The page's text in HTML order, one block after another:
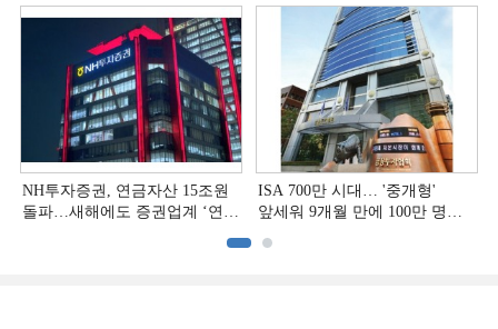
NH투자증권, 연금자산 15조원
돌파…새해에도 증권업계 ‘연금
ISA 700만 시대… '중개형'
앞세워 9개월 만에 100만 명